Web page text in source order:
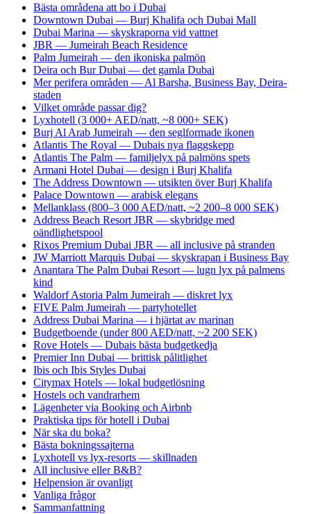
Bästa områdena att bo i Dubai
Downtown Dubai — Burj Khalifa och Dubai Mall
Dubai Marina — skyskraporna vid vattnet
JBR — Jumeirah Beach Residence
Palm Jumeirah — den ikoniska palmön
Deira och Bur Dubai — det gamla Dubai
Mer perifera områden — Al Barsha, Business Bay, Deira-
staden
Vilket område passar dig?
Lyxhotell (3 000+ AED/natt, ~8 000+ SEK)
Burj Al Arab Jumeirah — den seglformade ikonen
Atlantis The Royal — Dubais nya flaggskepp
Atlantis The Palm — familjelyx på palmöns spets
Armani Hotel Dubai — design i Burj Khalifa
The Address Downtown — utsikten över Burj Khalifa
Palace Downtown — arabisk elegans
Mellanklass (800–3 000 AED/natt, ~2 200–8 000 SEK)
Address Beach Resort JBR — skybridge med
oändlighetspool
Rixos Premium Dubai JBR — all inclusive på stranden
JW Marriott Marquis Dubai — skyskrapan i Business Bay
Anantara The Palm Dubai Resort — lugn lyx på palmens
kind
Waldorf Astoria Palm Jumeirah — diskret lyx
FIVE Palm Jumeirah — partyhotellet
Address Dubai Marina — i hjärtat av marinan
Budgetboende (under 800 AED/natt, ~2 200 SEK)
Rove Hotels — Dubais bästa budgetkedja
Premier Inn Dubai — brittisk pålitlighet
Ibis och Ibis Styles Dubai
Citymax Hotels — lokal budgetlösning
Hostels och vandrarhem
Lägenheter via Booking och Airbnb
Praktiska tips för hotell i Dubai
När ska du boka?
Bästa bokningssajterna
Lyxhotell vs lyx-resorts — skillnaden
All inclusive eller B&B?
Helpension är ovanligt
Vanliga frågor
Sammanfattning